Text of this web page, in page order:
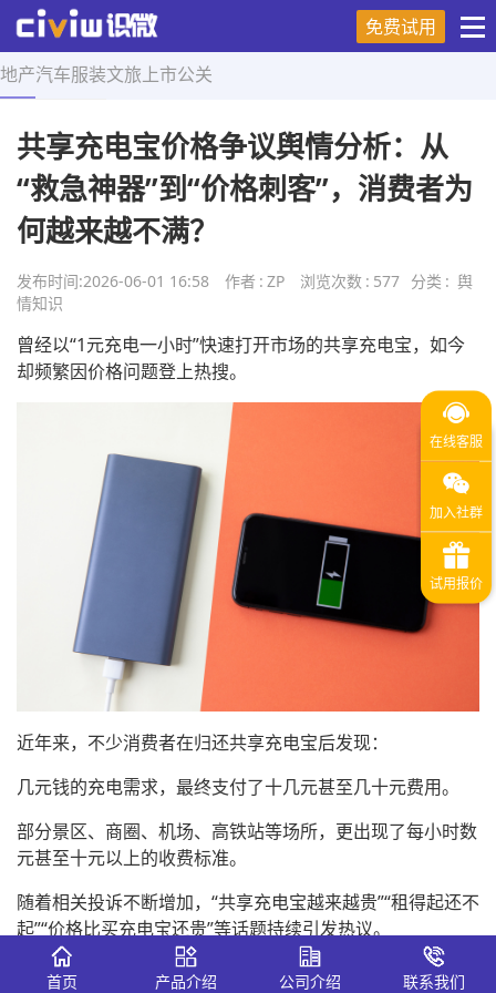
免费试用
地产汽车服装文旅 上市公关
首页 > 舆情知识 > 正文
共享充电宝价格争议舆情分析：从
“救急神器”到“价格刺客”，消费者为
何越来越不满？
发布时间:2026-06-01 16:58 作者 : ZP 浏览次数 : 577 分类 : 舆
情知识
曾经以“1元充电一小时”快速打开市场的共享充电宝，如今
却频繁因价格问题登上热搜。
近年来，不少消费者在归还共享充电宝后发现：
几元钱的充电需求，最终支付了十几元甚至几十元费用。
部分景区、商圈、机场、高铁站等场所，更出现了每小时数
元甚至十元以上的收费标准。
随着相关投诉不断增加，“共享充电宝越来越贵”“租得起还不
起”“价格比买充电宝还贵”等话题持续引发热议。
从舆情角度来看，共享充电宝价格争议已经从单纯的消费投
首页 产品介绍 公司介绍 联系我们